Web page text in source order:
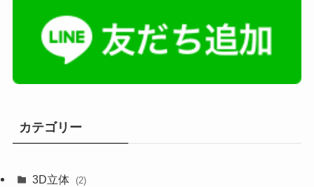
カテゴリー
3D立体 (2)